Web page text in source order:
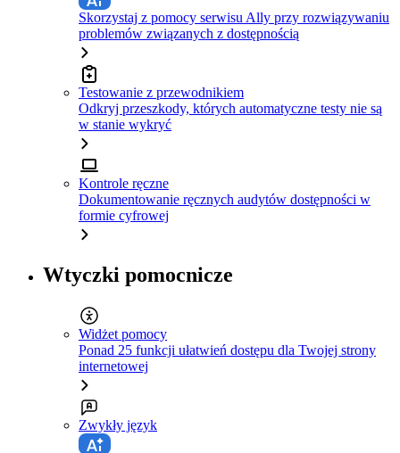
Skorzystaj z pomocy serwisu Ally przy rozwiązywaniu
problemów związanych z dostępnością
Testowanie z przewodnikiem
Odkryj przeszkody, których automatyczne testy nie są
w stanie wykryć
Kontrole ręczne
Dokumentowanie ręcznych audytów dostępności w
formie cyfrowej
Wtyczki pomocnicze
Widżet pomocy
Ponad 25 funkcji ułatwień dostępu dla Twojej strony
internetowej
Zwykły język